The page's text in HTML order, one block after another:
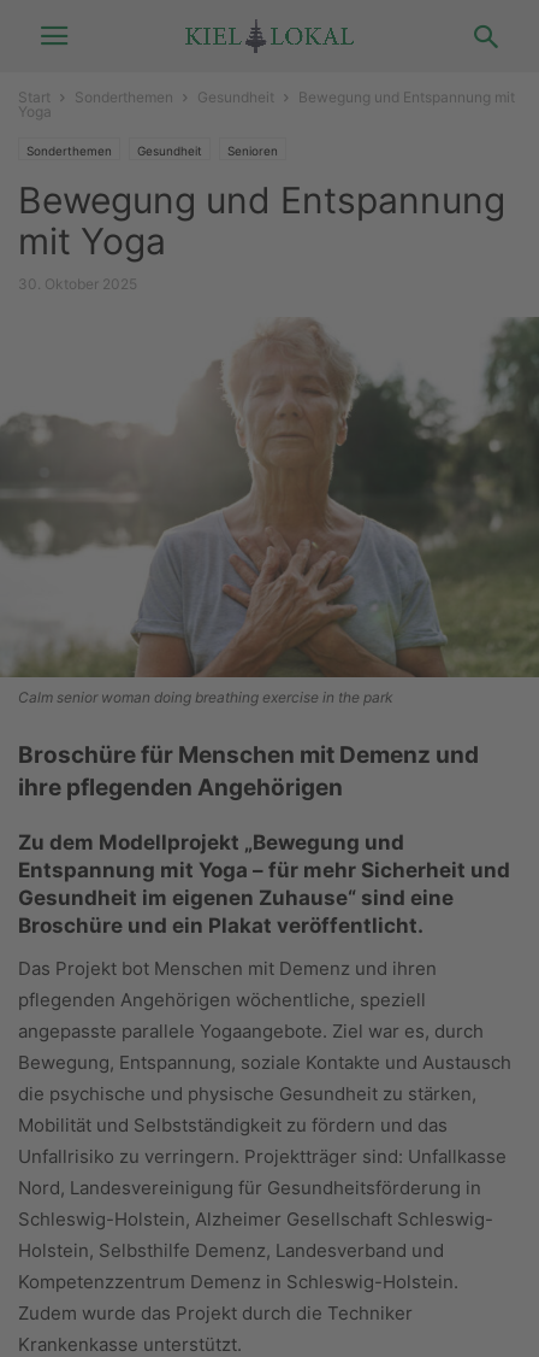
Start Sonderthemen Gesundheit
Bewegung und Entspannung mit
Yoga
Sonderthemen Gesundheit Senioren
Bewegung und Entspannung
mit Yoga
30. Oktober 2025
Calm senior woman doing breathing exercise in the park
Broschüre für Menschen mit Demenz und
ihre pflegenden Angehörigen
Zu dem Modellprojekt „Bewegung und
Entspannung mit Yoga – für mehr Sicherheit und
Gesundheit im eigenen Zuhause“ sind eine
Broschüre und ein Plakat veröffentlicht.
Das Projekt bot Menschen mit Demenz und ihren
pflegenden Angehörigen wöchentliche, speziell
angepasste parallele Yogaangebote. Ziel war es, durch
Bewegung, Entspannung, soziale Kontakte und Austausch
die psychische und physische Gesundheit zu stärken,
Mobilität und Selbstständigkeit zu fördern und das
Unfallrisiko zu verringern. Projektträger sind: Unfallkasse
Nord, Landesvereinigung für Gesundheitsförderung in
Schleswig-Holstein, Alzheimer Gesellschaft Schleswig-
Holstein, Selbsthilfe Demenz, Landesverband und
Kompetenzzentrum Demenz in Schleswig-Holstein.
Zudem wurde das Projekt durch die Techniker
Krankenkasse unterstützt.